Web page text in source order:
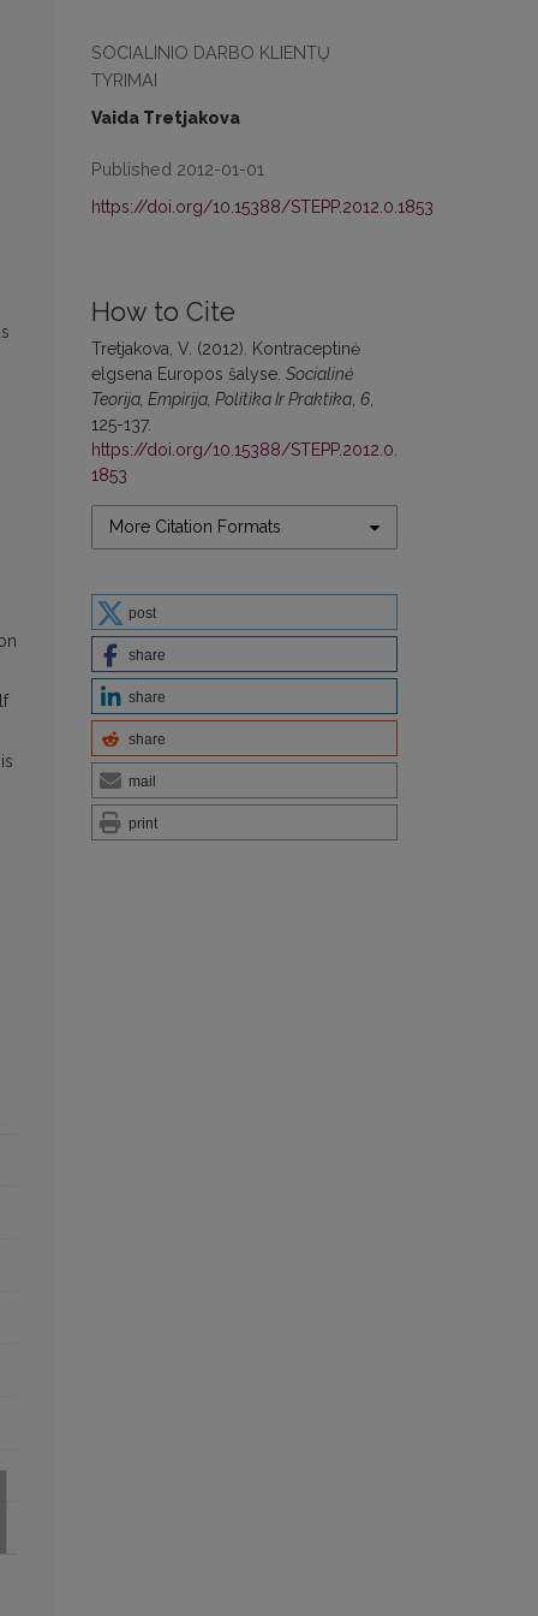
SOCIALINIO DARBO KLIENTŲ
TYRIMAI
Vaida Tretjakova
Published 2012-01-01
https://doi.org/10.15388/STEPP.2012.0.1853
How to Cite
Tretjakova, V. (2012). Kontraceptinė
elgsena Europos šalyse. Socialinė
Teorija, Empirija, Politika Ir Praktika 6
125-137.
https://doi.org/10.15388/STEPP.2012.0.
1853
More Citation Formats
post
share
share
share
mail
print